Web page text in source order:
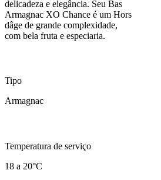
delicadeza e elegância. Seu Bas
Armagnac XO Chance é um Hors
dâge de grande complexidade,
com bela fruta e especiaria.
Tipo
Armagnac
Temperatura de serviço
18 a 20°C